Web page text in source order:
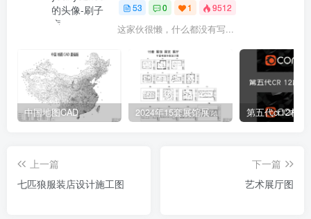
53 0 1 9512
这家伙很懒，什么都没有写...
中国地图CAD 2024年15套展馆展览展厅平面布置方案设计图CAD 第五代cr12材质
上一篇
七匹狼服装店设计施工图
下一篇
艺术展厅图